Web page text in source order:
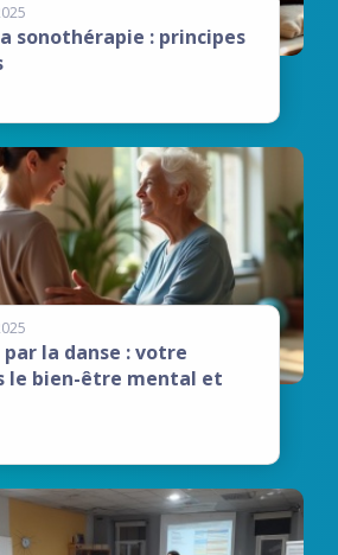
sonothérapie : principes
la danse : votre
le bien-être mental et